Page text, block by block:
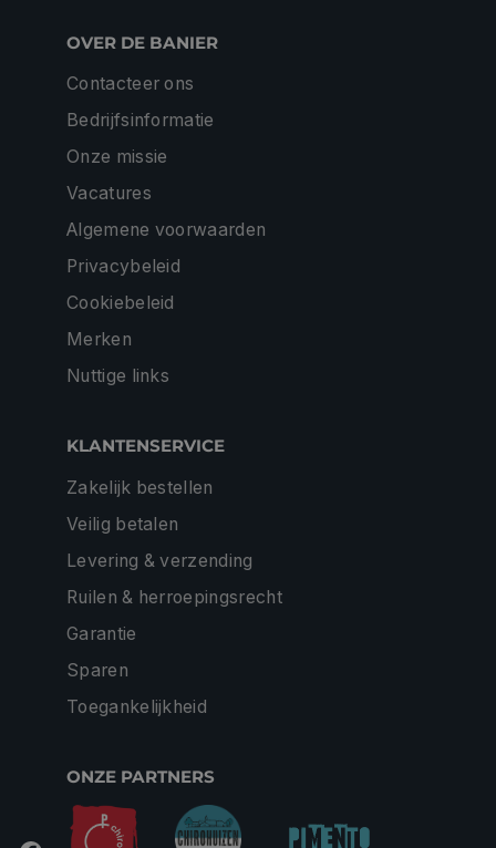
OVER DE BANIER
Contacteer ons
Bedrijfsinformatie
Onze missie
Vacatures
Algemene voorwaarden
Privacybeleid
Cookiebeleid
Merken
Nuttige links
KLANTENSERVICE
Zakelijk bestellen
Veilig betalen
Levering & verzending
Ruilen & herroepingsrecht
Garantie
Sparen
Toegankelijkheid
ONZE PARTNERS